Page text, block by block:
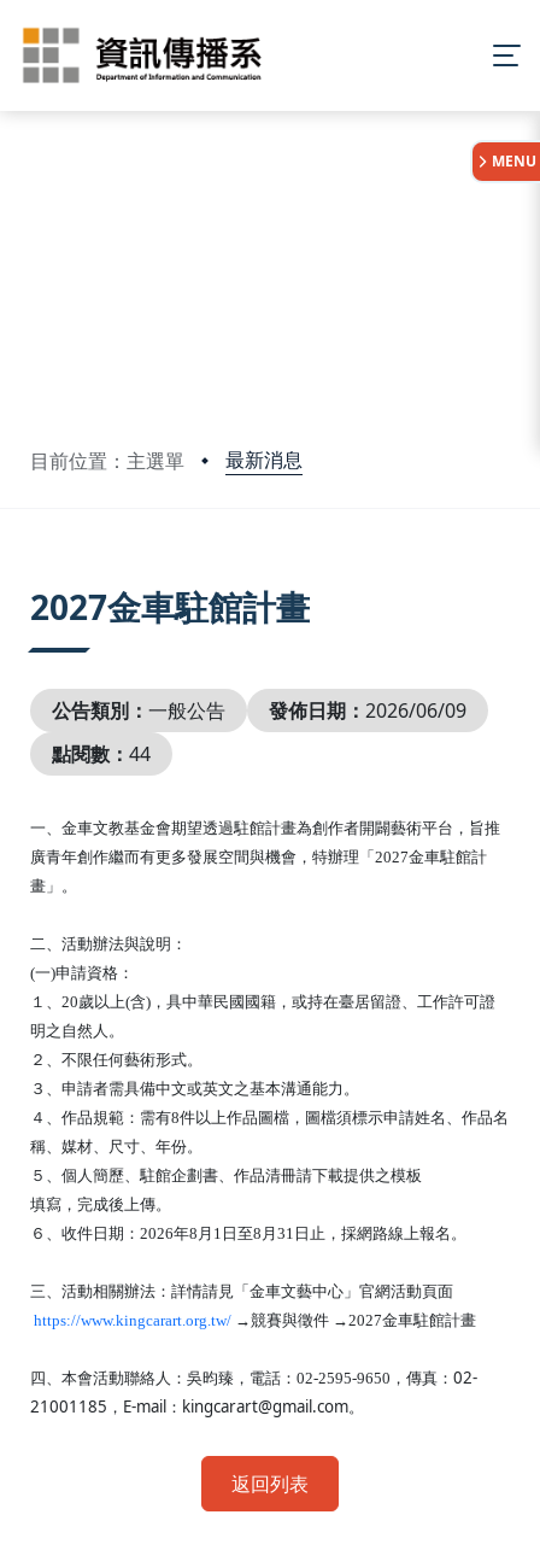
目前位置：主選單 最新消息
MENU
2027金車駐館計畫
公告類別： 一般公告 發佈日期： 2026/06/09
點閱數： 44
一、金車文教基金會期望透過駐館計畫為創作者開闢藝術平台，旨推
廣青年創作繼而有更多發展空間與機會，特辦理 「2027金車駐館計
畫」。
二、活動辦法與說明：
(一)申請資格：
１、20歲以上(含)，具中華民國國籍，或持在臺居留證、 工作許可證
明之自然人。
２、不限任何藝術形式。
３、申請者需具備中文或英文之基本溝通能力。
４、作品規範：需有8件以上作品圖檔，圖檔須標示申請姓名、作品名
稱、媒材、尺寸、年份。
５、個人簡歷、駐館企劃書、作品清冊請下載提供之模板
填寫，完成後上傳。
６、收件日期：2026年8月1日至8月31日止，採網路線上報名。
三、活動相關辦法：詳情請見「金車文藝中心」官網活動頁面
https://www.kingcarart.org.tw/ →競賽與徵件 →2027金車駐館計畫
四、本會活動聯絡人：吳昀臻，電話：02-2595-9650，傳真： 02-
21001185，E-mail：kingcarart@gmail.com。
返回列表